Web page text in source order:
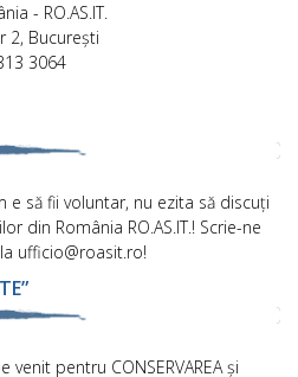
- RO.AS.IT.
2, București
3064
e să fii voluntar, nu ezita să discuți
din România RO.AS.IT.! Scrie-ne
ufficio@roasit.ro!
pentru CONSERVAREA și